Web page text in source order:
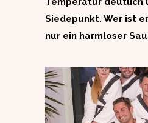
Siedepunkt. Wer ist
nur ein harmloser